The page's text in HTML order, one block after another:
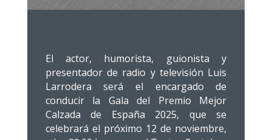
El actor, humorista, guionista y
presentador de radio y televisión Luis
Larrodera será el encargado de
conducir la Gala del Premio Mejor
Calzada de España 2025, que se
celebrará el próximo 12 de noviembre,